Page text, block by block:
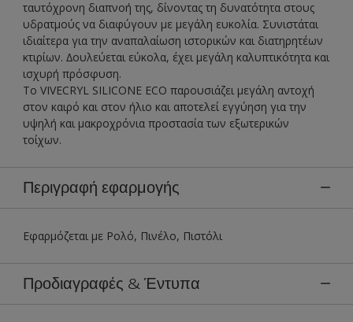
ταυτόχρονη διαπνοή της, δίνοντας τη δυνατότητα στους
υδρατμούς να διαφύγουν με μεγάλη ευκολία. Συνιστάται
ιδιαίτερα για την αναπαλαίωση ιστορικών και διατηρητέων
κτιρίων. ∆ουλεύεται εύκολα, έχει μεγάλη καλυπτικότητα και
ισχυρή πρόσφυση.
Το VIVECRYL SILICONE ECO παρουσιάζει μεγάλη αντοχή
στον καιρό και στον ήλιο και αποτελεί εγγύηση για την
υψηλή και μακροχρόνια προστασία των εξωτερικών
τοίχων.
Περιγραφή εφαρμογής
Εφαρμόζεται με Ρολό, Πινέλο, Πιστόλι
Προδιαγραφές & Έντυπα